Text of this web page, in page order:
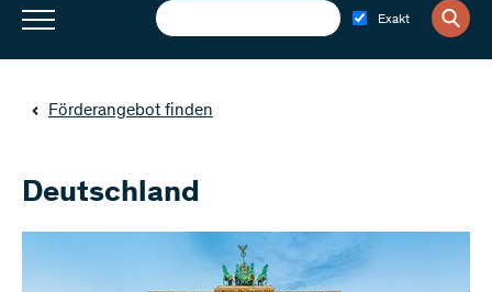
Exakt
Förderangebot finden
Deutschland